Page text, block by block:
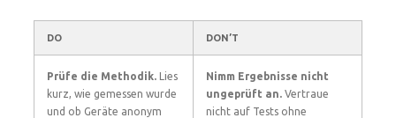
DO DON’T
Prüfe die Methodik. Lies
kurz, wie gemessen wurde
und ob Geräte anonym
Nimm Ergebnisse nicht
ungeprüft an. Vertraue
nicht auf Tests ohne